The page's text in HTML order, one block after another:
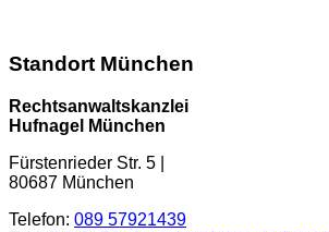
Standort München
Rechtsanwaltskanzlei
Hufnagel München
Fürstenrieder Str. 5
80687 München
Telefon: 089 57921439